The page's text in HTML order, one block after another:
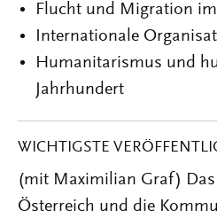
Flucht und Migration
Internationale
Humanitarismus und
Jahrhundert
WICHTIGSTE
(mit Maximilian Graf) Das
Österreich und die